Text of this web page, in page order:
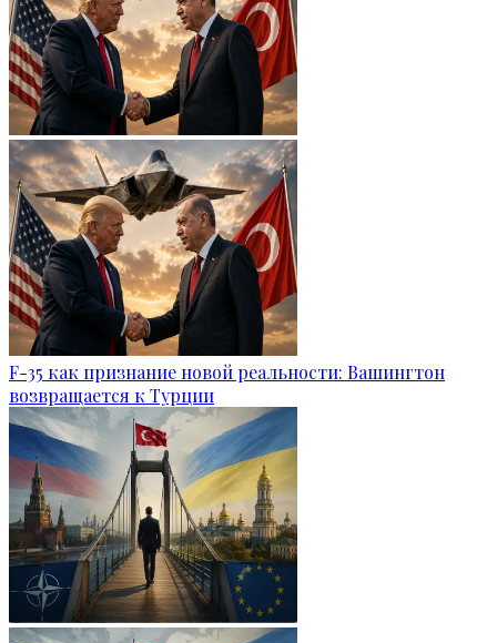
F-35 как признание новой реальности: Вашингтон
возвращается к Турции